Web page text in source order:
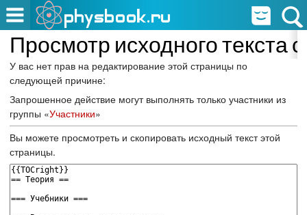
Просмотр исходного текста
У вас нет прав на редактирование этой страницы по
следующей причине:
Запрошенное действие могут выполнять только участники из
группы «Участники»
Вы можете просмотреть и скопировать исходный текст этой
страницы.